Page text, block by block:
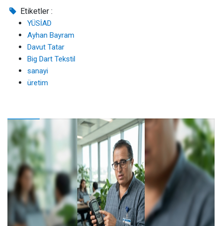
Etiketler :
YÜSİAD
Ayhan Bayram
Davut Tatar
Big Dart Tekstil
sanayi
üretim